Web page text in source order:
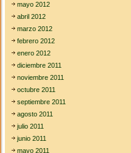
mayo 2012
abril 2012
marzo 2012
febrero 2012
enero 2012
diciembre 2011
noviembre 2011
octubre 2011
septiembre 2011
agosto 2011
julio 2011
junio 2011
mayo 2011